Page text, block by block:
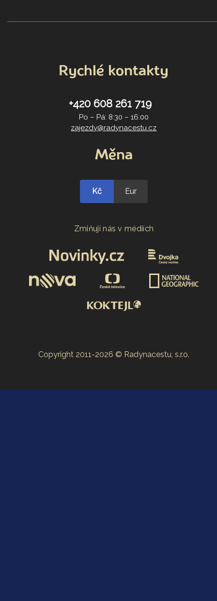
Rychlé kontakty
+420 608 261 719
Po – Pá: 8:30 – 16:00
zajezdy@radynacestu.cz
Měna
Kč Eur
Zmiňují nás v médiích
Copyright 2011-2026 © Radynacestu, s.r.o.